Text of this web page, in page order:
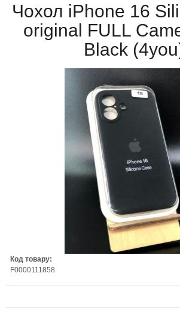
Чохол iPhone 16
original FULL
Black
Код товару:
F0000111858